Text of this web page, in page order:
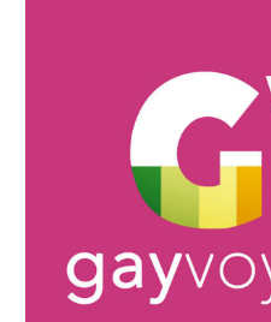
Gay Voyageur :